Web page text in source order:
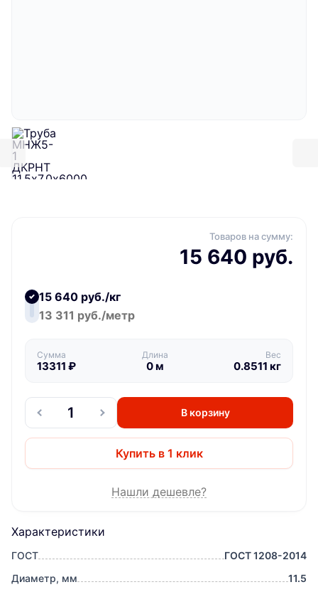
Характеристики
ГОСТ
ГОСТ 1208-2014
Диаметр, мм
11.5
Товаров на сумму:
15 640 руб.
15 640 руб./кг
13 311 руб./метр
Сумма
13311 ₽
Длина
0м
Вес
0.8511 кг
В корзину
Купить в 1 клик
Нашли дешевле?